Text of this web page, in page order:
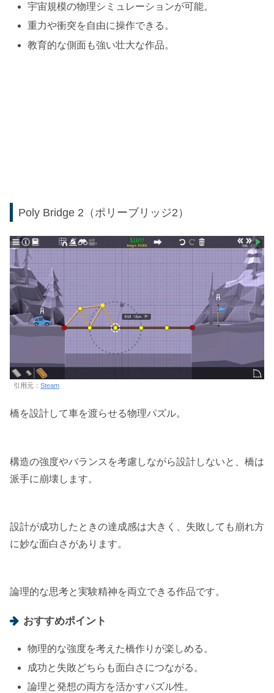
宇宙規模の物理シミュレーションが可能。
重力や衝突を自由に操作できる。
教育的な側面も強い壮大な作品。
Poly Bridge 2（ポリーブリッジ2）
引用元： Steam
橋を設計して車を渡らせる物理パズル。
構造の強度やバランスを考慮しながら設計しないと、橋は
派手に崩壊します。
設計が成功したときの達成感は大きく、失敗しても崩れ方
に妙な面白さがあります。
論理的な思考と実験精神を両立できる作品です。
おすすめポイント
物理的な強度を考えた橋作りが楽しめる。
成功と失敗どちらも面白さにつながる。
論理と発想の両方を活かすパズル性。